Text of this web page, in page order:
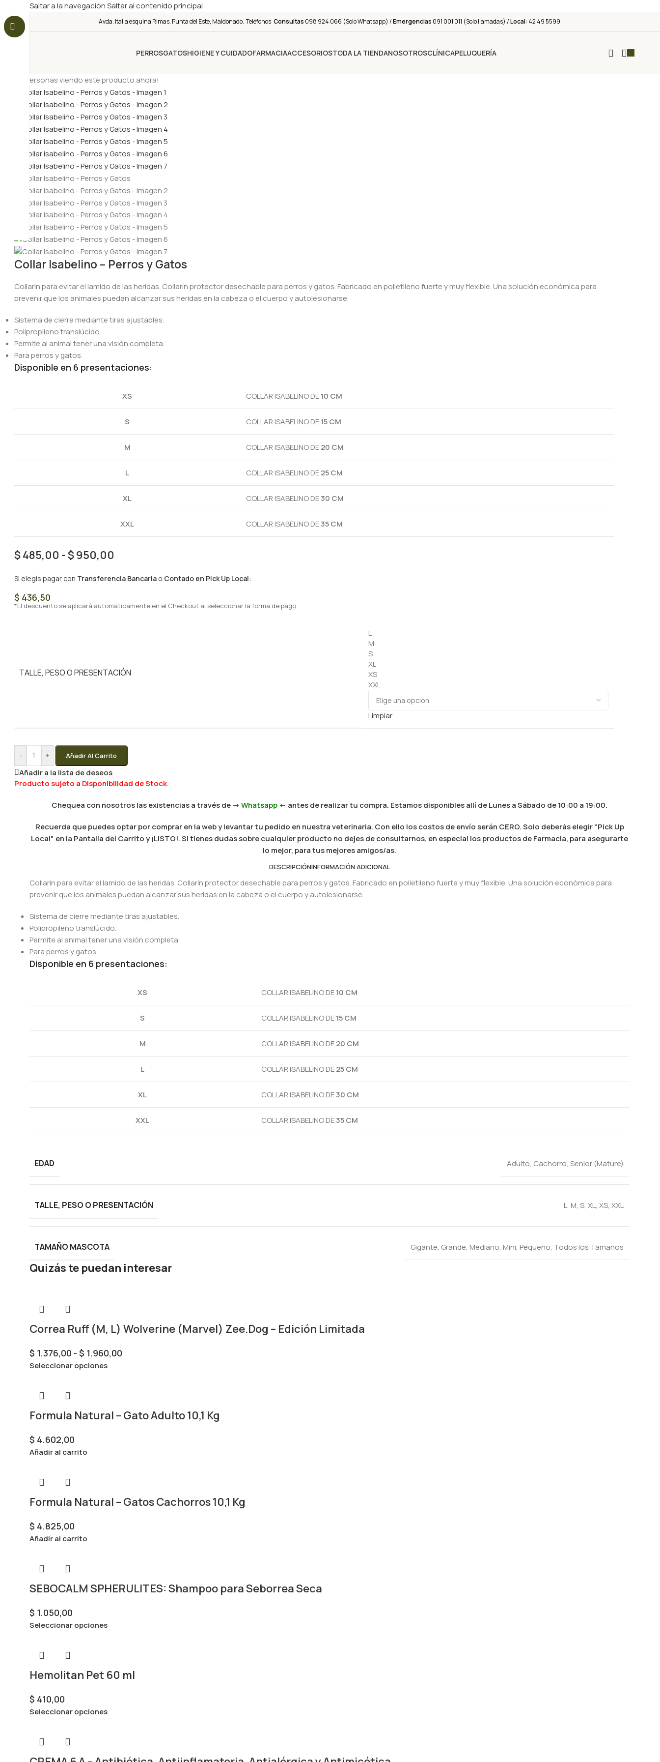
Saltar a la navegaciónSaltar al contenido principal
Avda. Italia esquina Rimas, Punta del Este, Maldonado. Teléfonos:Consultas 098 924 066 (Solo Whatsapp) /Emergencias 091 001 011 (Solo llamadas) /Local: 42 49 5599
PERROSGATOSHIGIENE Y CUIDADOFARMACIAACCESORIOSTODA LA TIENDANOSOTROSCLÍNICAPELUQUERÍA
¡Personas viendo este producto ahora!
Collar Isabelino – Perros y Gatos
Collarin para evitar el lamido de las heridas. Collarín protector desechable para perros y gatos. Fabricado en polietileno fuerte y muy flexible. Una solución económica para
prevenir que los animales puedan alcanzar sus heridas en la cabeza o el cuerpo y autolesionarse.
Sistema de cierre mediante tiras ajustables.
Polipropileno translúcido.
Permite al animal tener una visión completa.
Para perros y gatos.
Disponible en 6 presentaciones:
XS COLLAR ISABELINO DE10 CM
S COLLAR ISABELINO DE15 CM
M COLLAR ISABELINO DE20 CM
L COLLAR ISABELINO DE25 CM
XL COLLAR ISABELINO DE30 CM
XXL COLLAR ISABELINO DE35 CM
$485,00 -$950,00
Si elegís pagar con Transferencia Bancaria o Contado en Pick Up Local:
$ 436,50
*El descuento se aplicará automáticamente en el Checkout al seleccionar la forma de pago.
TALLE, PESO O PRESENTACIÓN
L
M
S
XL
XS
XXL
Limpiar
- + Añadir Al Carrito
Añadir a la lista de deseos
Producto sujeto a Disponibilidad de Stock.
Chequea con nosotros las existencias a través de -> Whatsapp <- antes de realizar tu compra. Estamos disponibles allí de Lunes a Sábado de 10:00 a 19:00.
Recuerda que puedes optar por comprar en la web y levantar tu pedido en nuestra veterinaria. Con ello los costos de envío serán CERO. Solo deberás elegir "Pick Up
Local" en la Pantalla del Carrito y ¡LISTO!. Si tienes dudas sobre cualquier producto no dejes de consultarnos, en especial los productos de Farmacia, para asegurarte
lo mejor, para tus mejores amigos/as.
DESCRIPCIÓNINFORMACIÓN ADICIONAL
Collarin para evitar el lamido de las heridas. Collarín protector desechable para perros y gatos. Fabricado en polietileno fuerte y muy flexible. Una solución económica para
prevenir que los animales puedan alcanzar sus heridas en la cabeza o el cuerpo y autolesionarse.
Sistema de cierre mediante tiras ajustables.
Polipropileno translúcido.
Permite al animal tener una visión completa.
Para perros y gatos.
Disponible en 6 presentaciones:
XS COLLAR ISABELINO DE10 CM
S COLLAR ISABELINO DE15 CM
M COLLAR ISABELINO DE20 CM
L COLLAR ISABELINO DE25 CM
XL COLLAR ISABELINO DE30 CM
XXL COLLAR ISABELINO DE35 CM
EDAD Adulto, Cachorro, Senior (Mature)
TALLE, PESO O PRESENTACIÓN L, M, S, XL, XS, XXL
TAMAÑO MASCOTA Gigante, Grande, Mediano, Mini, Pequeño, Todos los Tamaños
Quizás te puedan interesar
Correa Ruff (M, L) Wolverine (Marvel) Zee.Dog – Edición Limitada
$ 1.376,00 - $ 1.960,00
Seleccionar opciones
Formula Natural – Gato Adulto 10,1 Kg
$ 4.602,00
Añadir al carrito
Formula Natural – Gatos Cachorros 10,1 Kg
$ 4.825,00
Añadir al carrito
SEBOCALM SPHERULITES: Shampoo para Seborrea Seca
$ 1.050,00
Seleccionar opciones
Hemolitan Pet 60 ml
$ 410,00
Seleccionar opciones